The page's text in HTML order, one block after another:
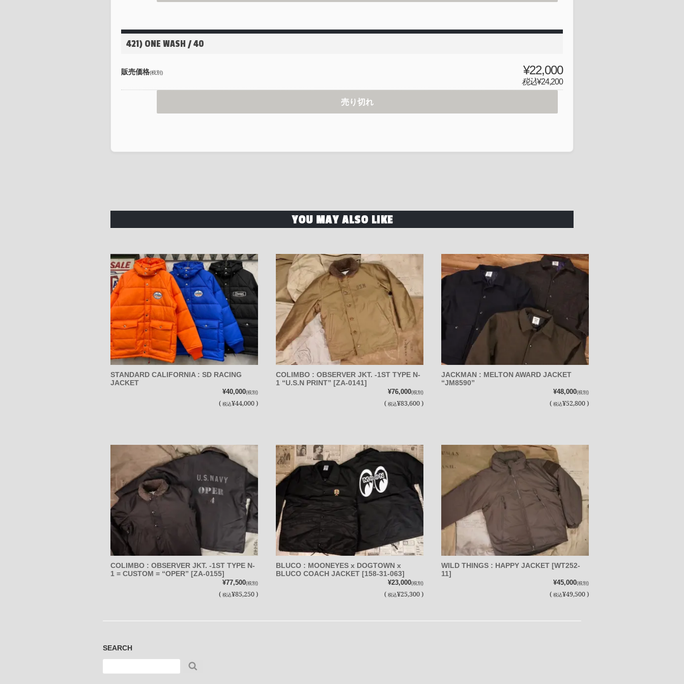
421) ONE WASH / 40
販売価格(税別) ¥22,000
税込¥24,200
売り切れ
YOU MAY ALSO LIKE
STANDARD CALIFORNIA : SD RACING
JACKET
¥40,000(税別)
( 税込¥44,000 )
COLIMBO : OBSERVER JKT. -1ST TYPE N-
1 “U.S.N PRINT” [ZA-0141]
¥76,000(税別)
( 税込¥83,600 )
JACKMAN : MELTON AWARD JACKET
“JM8590”
¥48,000(税別)
( 税込¥52,800 )
COLIMBO : OBSERVER JKT. -1ST TYPE N-
1 = CUSTOM = “OPER” [ZA-0155]
¥77,500(税別)
( 税込¥85,250 )
BLUCO : MOONEYES x DOGTOWN x
BLUCO COACH JACKET [158-31-063]
¥23,000(税別)
( 税込¥25,300 )
WILD THINGS : HAPPY JACKET [WT252-
11]
¥45,000(税別)
( 税込¥49,500 )
SEARCH